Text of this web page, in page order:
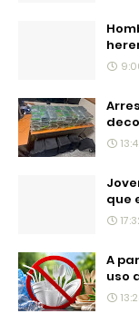
que
A
uso